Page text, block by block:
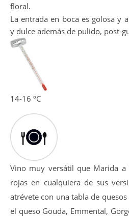
floral.
La entrada en boca es golosa y
y dulce además de pulido, post-
14-16 ºC
Vino muy versátil que Marida a
rojas en cualquiera de sus
atrévete con una tabla de
el queso Gouda, Emmental,